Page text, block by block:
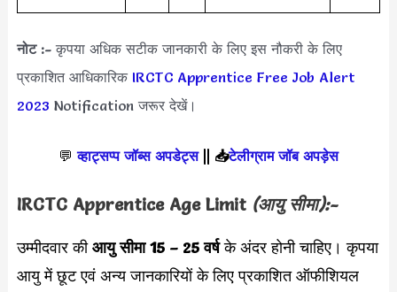
नोट :-कृपया अधिक सटीक जानकारी के लिए इस नौकरी के लिए
प्रकाशित आधिकारिक IRCTC Apprentice Free Job Alert
2023 Notification जरूर देखें।
💬 व्हाट्सप्प जॉब्स अपडेट्स|| 📥टेलीग्राम जॉब अपड़ेस
IRCTC Apprentice Age Limit (आयु सीमा):-
उम्मीदवार कीआयु सीमा 15 – 25 वर्षके अंदर होनी चाहिए। कृपया
आयु में छूट एवं अन्य जानकारियों के लिए प्रकाशित ऑफीशियल